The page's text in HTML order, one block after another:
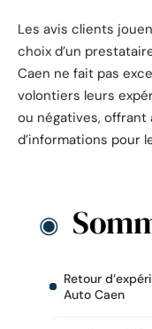
Les avis clients
choix d’un
Caen ne fait pas
volontiers leurs
ou négatives,
d’informations pour
Retour
Auto Caen